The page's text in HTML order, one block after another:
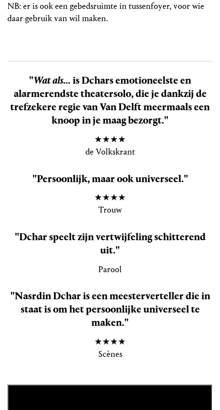
NB: er is ook een gebedsruimte in tussenfoyer, voor wie
daar gebruik van wil maken.
"Wat als… is Dchars emotioneelste en
alarmerendste theatersolo, die je dankzij de
trefzekere regie van Van Delft meermaals een
knoop in je maag bezorgt."
★★★★
de Volkskrant
"Persoonlijk, maar ook universeel."
★★★★
Trouw
"Dchar speelt zijn vertwijfeling schitterend
uit."
Parool
"Nasrdin Dchar is een meesterverteller die in
staat is om het persoonlijke universeel te
maken."
★★★★
Scènes